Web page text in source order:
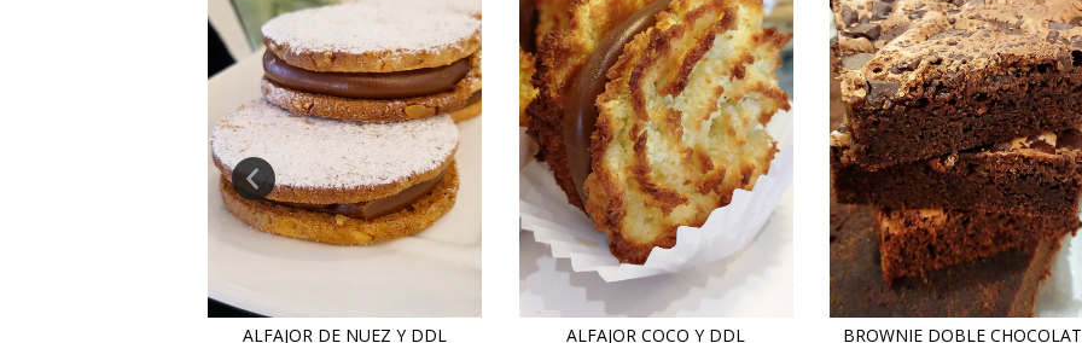
ALFAJOR DE NUEZ Y DDL ALFAJOR COCO Y DDL
BROWNIE DOBLE